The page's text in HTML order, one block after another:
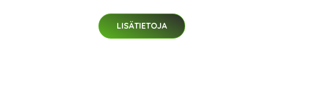
LISÄTIETOJA